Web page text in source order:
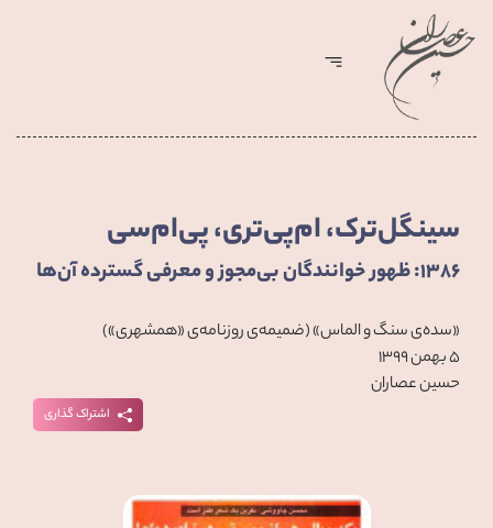
سینگل‌ترک، ام‌پی‌تری، پی‌ام‌سی
۱۳۸۶: ظهور خوانندگان بی‌مجوز و معرفی گسترده آن‌ها
«سده‌ی سنگ و الماس» (ضمیمه‌ی روزنامه‌ی «همشهری»)
۵ بهمن ۱۳۹۹
حسین عصاران
اشتراک گذاری